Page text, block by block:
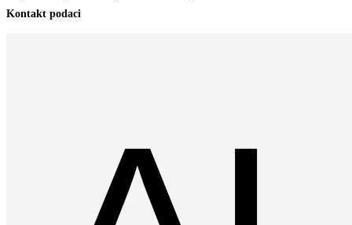
Kontakt podaci